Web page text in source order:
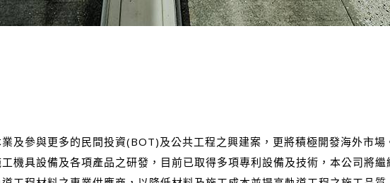
及參與更多的民間投資(BOT)及公共工程之興建案，更將積極開發海外市
機具設備及各項產品之研發，目前已取得多項專利設備及技術，本公司將